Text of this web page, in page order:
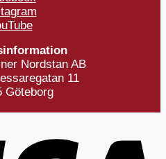
Nordstan AB
11
Göteborg